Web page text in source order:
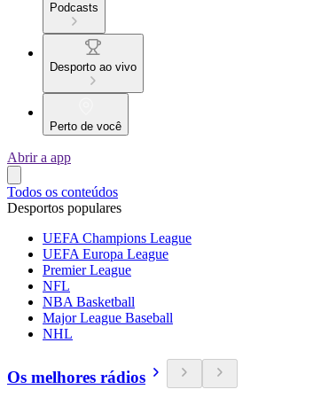
Podcasts
Desporto ao vivo
Perto de você
Abrir a app
Todos os conteúdos
Desportos populares
UEFA Champions League
UEFA Europa League
Premier League
NFL
NBA Basketball
Major League Baseball
NHL
Os melhores rádios